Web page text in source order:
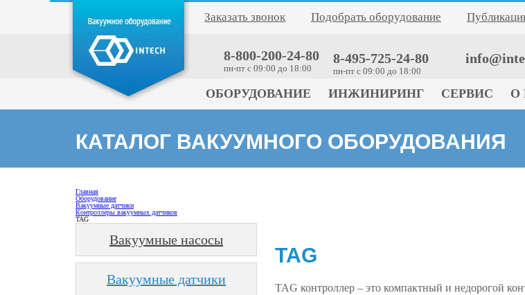
Заказать звонок Подобрать оборудование
8-800-200-24-80
пн-пт c 09:00 до 18:00
8-495-725-24-80
пн-пт c 09:00 до 18:00
ОБОРУДОВАНИЕ ИНЖИНИРИНГ СЕРВИС О
КАТАЛОГ ВАКУУМНОГО ОБОРУДОВАНИЯ
Главная
Оборудование
Вакуумные датчики
Контроллеры вакуумных датчиков
TAG
Вакуумные насосы
Вакуумные датчики
TAG
TAG контроллер – это компактный и недорогой